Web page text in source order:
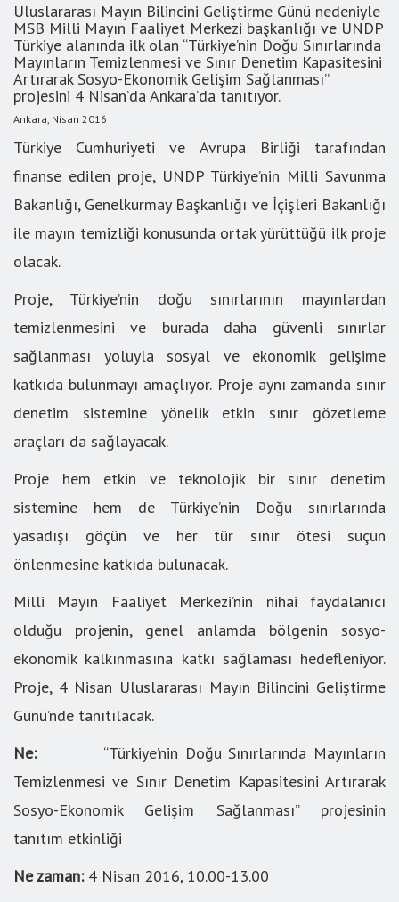
Uluslararası Mayın Bilincini Geliştirme Günü nedeniyle
MSB Milli Mayın Faaliyet Merkezi başkanlığı ve UNDP
Türkiye alanında ilk olan “Türkiye’nin Doğu Sınırlarında
Mayınların Temizlenmesi ve Sınır Denetim Kapasitesini
Artırarak Sosyo-Ekonomik Gelişim Sağlanması”
projesini 4 Nisan’da Ankara’da tanıtıyor.
Ankara, Nisan 2016
Türkiye Cumhuriyeti ve Avrupa Birliği tarafından
finanse edilen proje, UNDP Türkiye’nin Milli Savunma
Bakanlığı, Genelkurmay Başkanlığı ve İçişleri Bakanlığı
ile mayın temizliği konusunda ortak yürüttüğü ilk proje
olacak.
Proje, Türkiye’nin doğu sınırlarının mayınlardan
temizlenmesini ve burada daha güvenli sınırlar
sağlanması yoluyla sosyal ve ekonomik gelişime
katkıda bulunmayı amaçlıyor. Proje aynı zamanda sınır
denetim sistemine yönelik etkin sınır gözetleme
araçları da sağlayacak.
Proje hem etkin ve teknolojik bir sınır denetim
sistemine hem de Türkiye’nin Doğu sınırlarında
yasadışı göçün ve her tür sınır ötesi suçun
önlenmesine katkıda bulunacak.
Milli Mayın Faaliyet Merkezi’nin nihai faydalanıcı
olduğu projenin, genel anlamda bölgenin sosyo-
ekonomik kalkınmasına katkı sağlaması hedefleniyor.
Proje, 4 Nisan Uluslararası Mayın Bilincini Geliştirme
Günü’nde tanıtılacak.
Ne:“Türkiye’nin Doğu Sınırlarında Mayınların
Temizlenmesi ve Sınır Denetim Kapasitesini Artırarak
Sosyo-Ekonomik Gelişim Sağlanması” projesinin
tanıtım etkinliği
Ne zaman:4 Nisan 2016, 10.00-13.00